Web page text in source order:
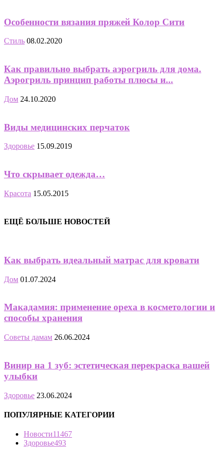
Особенности вязания пряжей Колор Сити
Стиль 08.02.2020
Как правильно выбрать аэрогриль для дома.
Аэрогриль принцип работы плюсы и...
Дом 24.10.2020
Виды медицинских перчаток
Здоровье 15.09.2019
Что скрывает одежда…
Красота 15.05.2015
ЕЩЁ БОЛЬШЕ НОВОСТЕЙ
Как выбрать идеальный матрас для кровати
Дом 01.07.2024
Макадамия: применение ореха в косметологии и
способы хранения
Советы дамам 26.06.2024
Винир на 1 зуб: эстетическая перекраска вашей
улыбки
Здоровье 23.06.2024
ПОПУЛЯРНЫЕ КАТЕГОРИИ
Новости11467
Здоровье493